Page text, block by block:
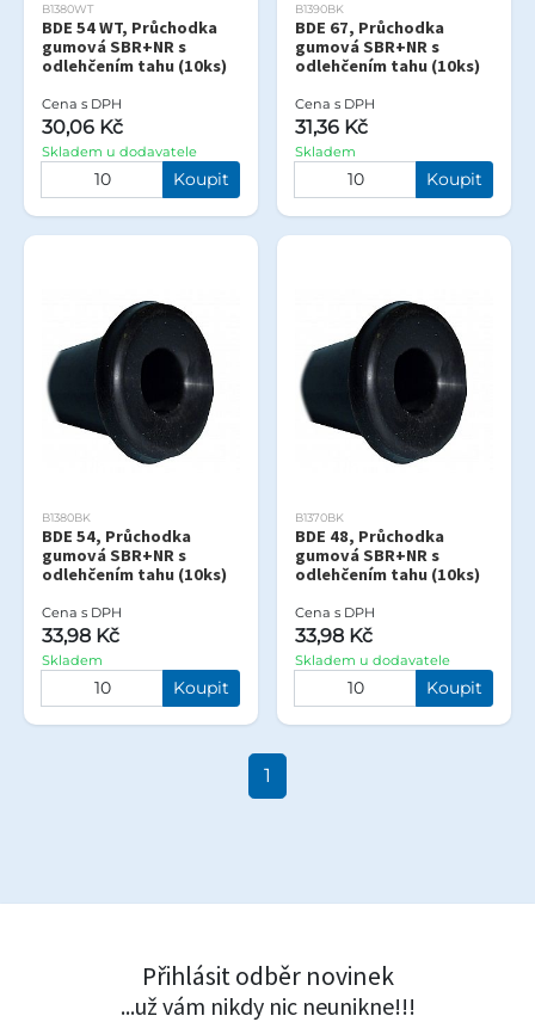
B1380WT
BDE 54 WT, Průchodka
gumová SBR+NR s
odlehčením tahu (10ks)
Cena s DPH
30,06 Kč
Skladem u dodavatele
Koupit
B1390BK
BDE 67, Průchodka
gumová SBR+NR s
odlehčením tahu (10ks)
Cena s DPH
31,36 Kč
Skladem
Koupit
B1380BK
BDE 54, Průchodka
gumová SBR+NR s
odlehčením tahu (10ks)
Cena s DPH
33,98 Kč
Skladem
Koupit
B1370BK
BDE 48, Průchodka
gumová SBR+NR s
odlehčením tahu (10ks)
Cena s DPH
33,98 Kč
Skladem u dodavatele
Koupit
1
Přihlásit odběr novinek
...už vám nikdy nic neunikne!!!